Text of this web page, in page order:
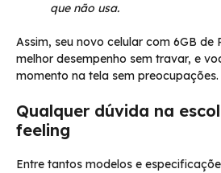
que não usa.
Assim, seu novo celular com 6GB de
melhor desempenho sem travar, e
momento na tela sem preocupações.
Qualquer dúvida na
feeling
Entre tantos modelos e